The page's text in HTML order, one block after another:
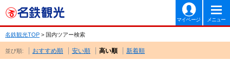
マイページ メニュー
名鉄観光TOP > 国内ツアー検索
並び順: おすすめ順 安い順 高い順 新着順